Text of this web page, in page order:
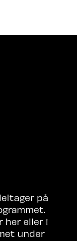
på
her eller i
under